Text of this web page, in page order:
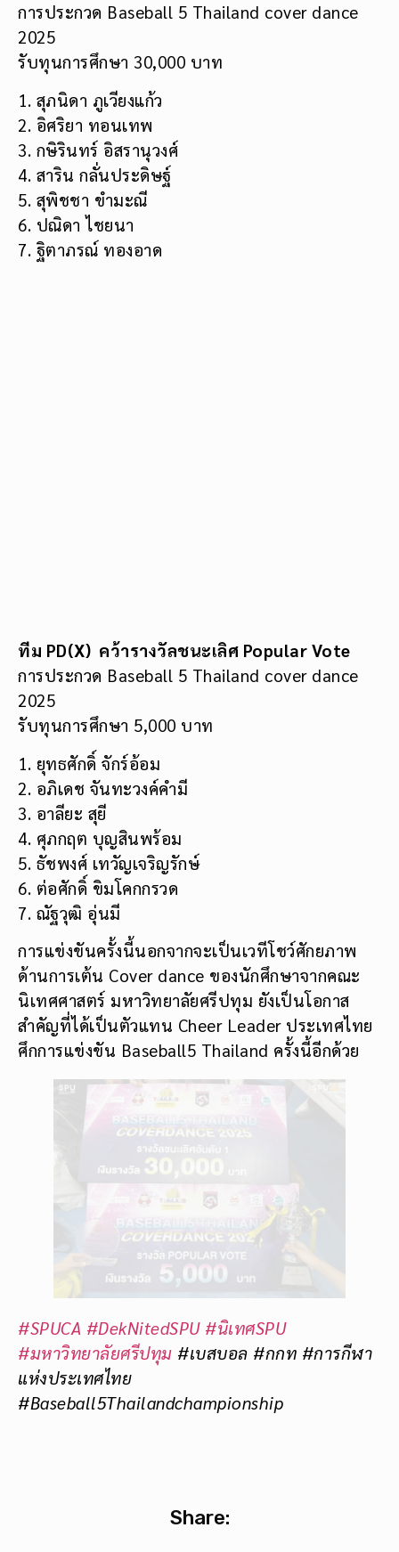
การประกวด Baseball 5 Thailand cover dance
2025
รับทุนการศึกษา 30,000 บาท
1. สุภนิดา ภูเวียงแก้ว
2. อิศริยา ทอนเทพ
3. กษิรินทร์ อิสรานุวงศ์
4. สาริน กลั่นประดิษฐ์
5. สุพิชชา ขำมะณี
6. ปณิดา ไชยนา
7. ฐิตาภรณ์ ทองอาด
1. ยุทธศักดิ์ จักร์อ้อม
2. อภิเดช จันทะวงค์คำมี
3. อาลียะ สุยี
4. ศุภกฤต บุญสินพร้อม
5. ธัชพงศ์ เทวัญเจริญรักษ์
6. ต่อศักดิ์ ขิมโคกกรวด
7. ณัฐวุฒิ อุ่นมี
การแข่งขันครั้งนี้นอกจากจะเป็นเวทีโชว์ศักยภาพ
ด้านการเต้น Cover dance ของนักศึกษาจากคณะ
นิเทศศาสตร์ มหาวิทยาลัยศรีปทุม ยังเป็นโอกาส
สำคัญที่ได้เป็นตัวแทน Cheer Leader ประเทศไทย
ศึกการแข่งขัน Baseball5 Thailand ครั้งนี้อีกด้วย
#SPUCA #DekNitedSPU
#นิเทศSPU
#มหาวิทยาลัยศรีปทุม#เบสบอล #กกท #การกีฬา
แห่งประเทศไทย
#Baseball5Thailandchampionship
Share:
Pinterest